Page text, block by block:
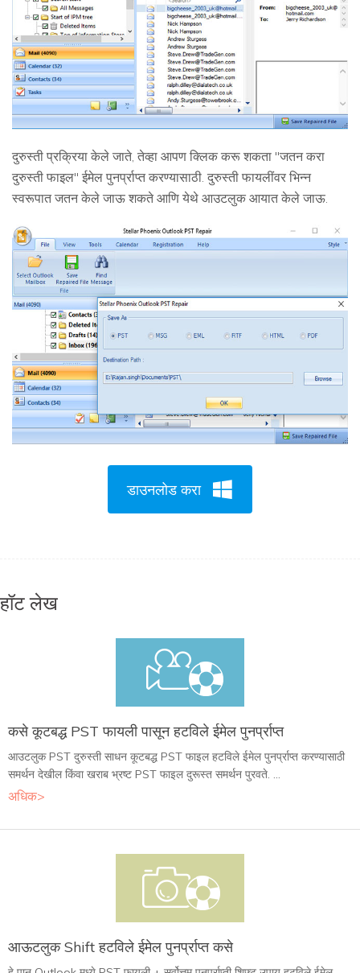
दुरुस्ती प्रक्रिया केले जाते, तेव्हा आपण क्लिक करू शकता "जतन करा
दुरुस्ती फाइल" ईमेल पुनर्प्राप्त करण्यासाठी. दुरुस्ती फायलींवर भिन्न
स्वरूपात जतन केले जाऊ शकते आणि येथे आउटलुक आयात केले जाऊ.
डाउनलोड करा
हॉट लेख
कसे कूटबद्ध PST फायली पासून हटविले ईमेल पुनर्प्राप्त
आउटलुक PST दुरुस्ती साधन कूटबद्ध PST फाइल हटविले ईमेल पुनर्प्राप्त करण्यासाठी
समर्थन देखील किंवा खराब भ्रष्ट PST फाइल दुरूस्त समर्थन पुरवते. ...
अधिक>
आऊटलुक Shift हटविले ईमेल पुनर्प्राप्त कसे